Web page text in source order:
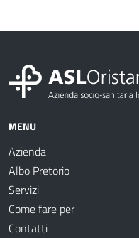
MENU
Azienda
Albo Pretorio
Servizi
Come fare per
Contatti